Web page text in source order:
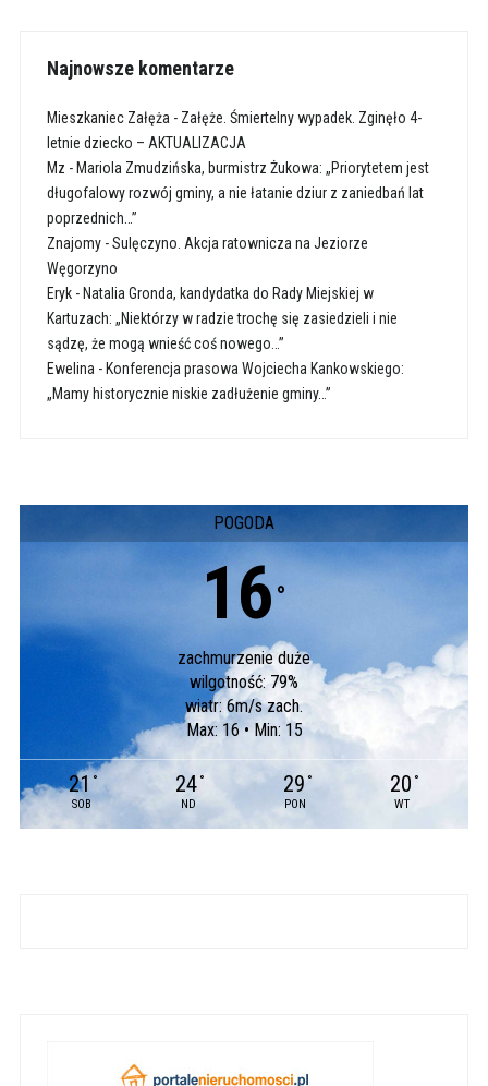
Najnowsze komentarze
Mieszkaniec Załęża- Załęże. Śmiertelny wypadek. Zginęło 4-
letnie dziecko – AKTUALIZACJA
Mz - Mariola Zmudzińska, burmistrz Żukowa: „Priorytetem jest
długofalowy rozwój gminy, a nie łatanie dziur z zaniedbań lat
poprzednich…”
Znajomy-Sulęczyno. Akcja ratownicza na Jeziorze
Węgorzyno
Eryk- Natalia Gronda, kandydatka do Rady Miejskiej w
Kartuzach: „Niektórzy w radzie trochę się zasiedzieli i nie
sądzę, że mogą wnieść coś nowego…”
Ewelina- Konferencja prasowa Wojciecha Kankowskiego:
„Mamy historycznie niskie zadłużenie gminy…”
POGODA
16 °
zachmurzenie duże
wilgotność: 79%
wiatr: 6m/s zach.
Max: 16 • Min: 15
21 °
SOB
24 °
ND
29 °
PON
20 °
WT